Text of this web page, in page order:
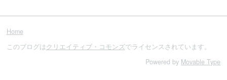
Home
このブログはクリエイティブ・コモンズでライセンスされています。
Powered by Movable Type